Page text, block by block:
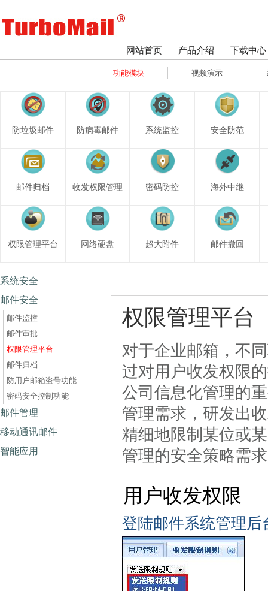
网站首页 产品介绍 下载中心
功能模块 视频演示
防垃圾邮件 防病毒邮件 系统监控 安全防范
邮件归档 收发权限管理 密码防控 海外中继
权限管理平台 网络硬盘 超大附件 邮件撤回
系统安全
邮件安全
邮件监控
邮件审批
权限管理平台
邮件归档
防用户邮箱盗号功能
密码安全控制功能
邮件管理
移动通讯邮件
智能应用
权限管理平台
对于企业邮箱，不
过对用户收发权限
公司信息化管理的
管理需求，研发出
精细地限制某位或
管理的安全策略需
用户收发权限
登陆邮件系统管理